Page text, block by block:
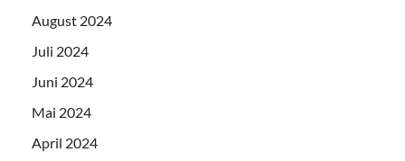
August 2024
Juli 2024
Juni 2024
Mai 2024
April 2024